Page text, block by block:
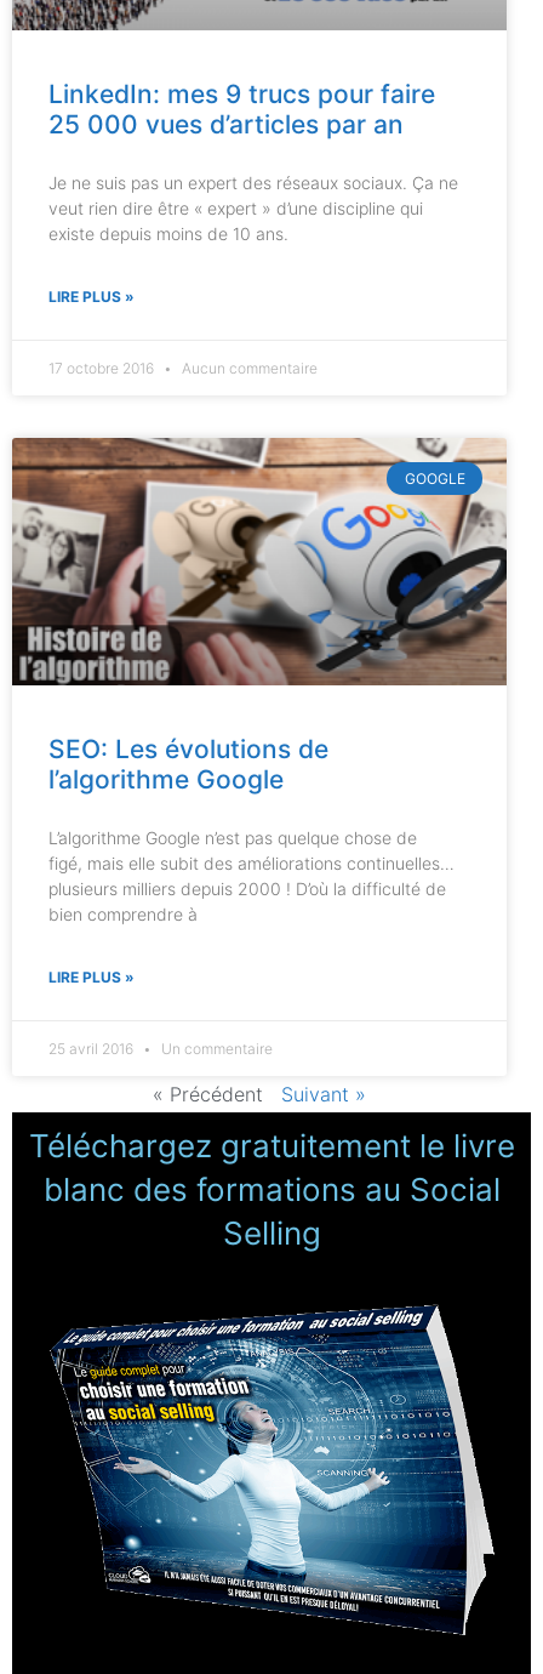
LinkedIn: mes 9 trucs pour faire
25 000 vues d’articles par an
Je ne suis pas un expert des réseaux sociaux. Ça ne
veut rien dire être « expert » d’une discipline qui
existe depuis moins de 10 ans.
LIRE PLUS »
17 octobre 2016 Aucun commentaire
GOOGLE
SEO: Les évolutions de
l’algorithme Google
L’algorithme Google n’est pas quelque chose de
figé, mais elle subit des améliorations continuelles…
plusieurs milliers depuis 2000 ! D’où la difficulté de
bien comprendre à
LIRE PLUS »
25 avril 2016 Un commentaire
« Précédent Suivant »
Téléchargez gratuitement le livre
blanc des formations au Social
Selling